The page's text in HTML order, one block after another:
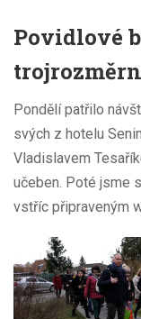
Povidlové
Pondělí patřilo
svých z hotelu
Vladislavem
učeben. Poté jsme
vstříc připraveným